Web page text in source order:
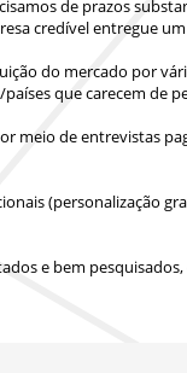
de prazos
credível entregue
do mercado por
paísesque carecem de
meio de entrevistas
(personalização
e bem pesquisados,